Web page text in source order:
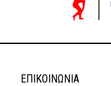
ΕΠΙΚΟΙΝΩΝΊΑ